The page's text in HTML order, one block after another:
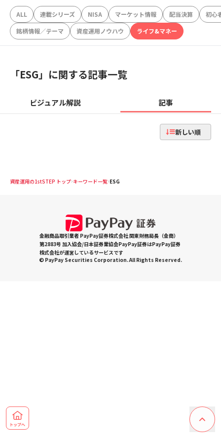
ALL 連載シリーズ NISA マーケット情報 配当決算
初心
銘柄情報／テーマ
資産運用ノウハウ ライフ&マネー
「ESG」に関する記事一覧
ビジュアル解説 記事
新しい順
資産運用の1stSTEP トップ キーワード一覧 ESG
金融商品取引業者 PayPay証券株式会社 関東財務局長（金商）
第2883号 加入協会/日本証券業協会PayPay証券はPayPay証券
株式会社が運営しているサービスです
© PayPay Securities Corporation. All Rights Reserved.